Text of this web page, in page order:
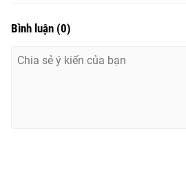
Bình luận (0)